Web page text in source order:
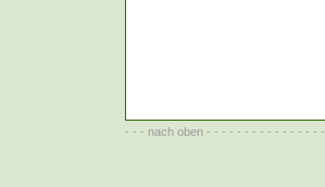
- - - nach oben - - - - - - - - - - - - - - - -